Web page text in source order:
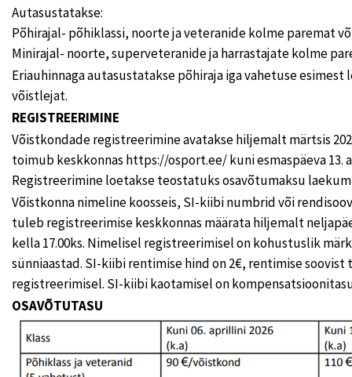
Autasustatakse:
Põhirajal- põhiklassi, noorte ja veteranide kolme paremat
Minirajal- noorte, superveteranide ja harrastajate kolme
Eriauhinnaga autasustatakse põhiraja iga vahetuse
võistlejat.
REGISTREERIMINE
Võistkondade registreerimine avatakse hiljemalt märtsis
toimub keskkonnas https://osport.ee/ kuni esmaspäeva 13.
Registreerimine loetakse teostatuks osavõtumaksu
Võistkonna nimeline koosseis, SI-kiibi numbrid või
tuleb registreerimise keskkonnas määrata hiljemalt
kella 17.00ks. Nimelisel registreerimisel on kohustuslik
sünniaastad. SI-kiibi rentimise hind on 2€, rentimise
registreerimisel. SI-kiibi kaotamisel on kompensatsioonitasu
OSAVÕTUTASU